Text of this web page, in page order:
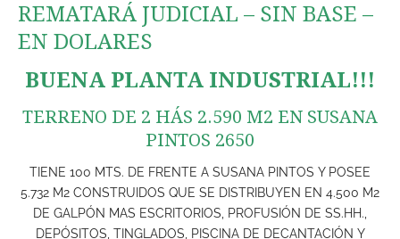
REMATARÁ JUDICIAL – SIN BASE –
EN DOLARES
BUENA PLANTA INDUSTRIAL!!!
TERRENO DE 2 HÁS 2.590 M2 EN SUSANA
PINTOS 2650
TIENE 100 MTS. DE FRENTE A SUSANA PINTOS Y POSEE
5.732 M2 CONSTRUIDOS QUE SE DISTRIBUYEN EN 4.500 M2
DE GALPÓN MAS ESCRITORIOS, PROFUSIÓN DE SS.HH.,
DEPÓSITOS, TINGLADOS, PISCINA DE DECANTACIÓN Y